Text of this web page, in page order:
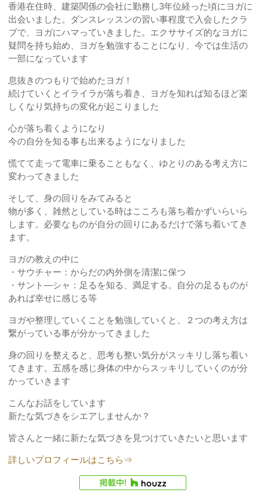
香港在住時、建築関係の会社に勤務し3年位経った頃にヨガに
出会いました。ダンスレッスンの習い事程度で入会したクラ
ブで、ヨガにハマっていきました。エクササイズ的なヨガに
疑問を持ち始め、ヨガを勉強することになり、今では生活の
一部になっています
息抜きのつもりで始めたヨガ！
続けていくとイライラが落ち着き、ヨガを知れば知るほど楽
しくなり気持ちの変化が起こりました
心が落ち着くようになり
今の自分を知る事も出来るようになりました
慌てて走って電車に乗ることもなく、ゆとりのある考え方に
変わってきました
そして、身の回りをみてみると
物が多く、雑然としている時はこころも落ち着かずいらいら
します。必要なものが自分の回りにあるだけで落ち着いてき
ます。
ヨガの教えの中に
・サウチャー：からだの内外側を清潔に保つ
・サント―シャ：足るを知る、満足する。自分の足るものが
あれば幸せに感じる等
ヨガや整理していくことを勉強していくと、２つの考え方は
繋がっている事が分かってきました
身の回りを整えると、思考も整い気分がスッキリし落ち着い
てきます。五感を感じ身体の中からスッキリしていくのが分
かっていきます
こんなお話をしています
新たな気づきをシエアしませんか？
皆さんと一緒に新たな気づきを見つけていきたいと思います
詳しいプロフィールはこちら⇒